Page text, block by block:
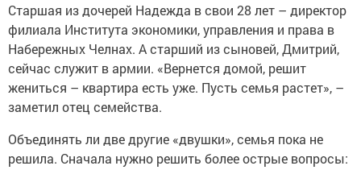
Старшая из дочерей Надежда в свои 28 лет – директор
филиала Института экономики, управления и права в
Набережных Челнах. А старший из сыновей, Дмитрий,
сейчас служит в армии. «Вернется домой, решит
жениться – квартира есть уже. Пусть семья растет», –
заметил отец семейства.
Объединять ли две другие «двушки», семья пока не
решила. Сначала нужно решить более острые вопросы: